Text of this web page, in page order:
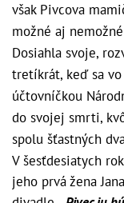
však Pivcova
možné aj
Dosiahla svoje,
tretíkrát, keď sa
účtovníčkou
do svojej smrti,
spolu šťastných
V šesťdesiatych
jeho prvá žena